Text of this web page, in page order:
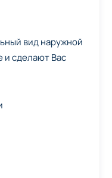
вид наружной
и сделают Вас